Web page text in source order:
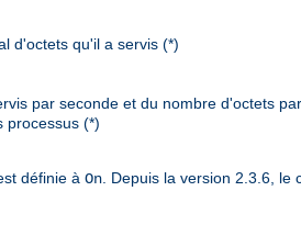
d'octets qu'il a servis (*)
par seconde et du nombre d'octets
processus (*)
définie à On. Depuis la version 2.3.6, le